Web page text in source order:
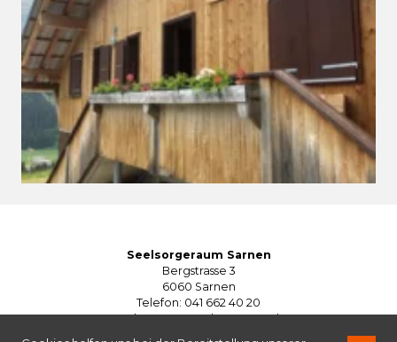
Seelsorgeraum Sarnen
Bergstrasse 3
6060 Sarnen
Telefon: 041 662 40 20
seelsorgeraum@kg-sarnen.ch